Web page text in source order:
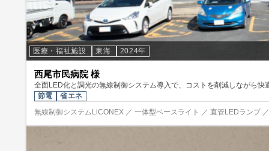
医療・福祉施設 東海 2024年
西尾市民病院 様
全面LED化と調光の無線制御システム導入で、コストを削減しながら快
節電
省エネ
無線制御システムLiCONEX ／ 一体型ベースライト ／ 直管LEDランプ